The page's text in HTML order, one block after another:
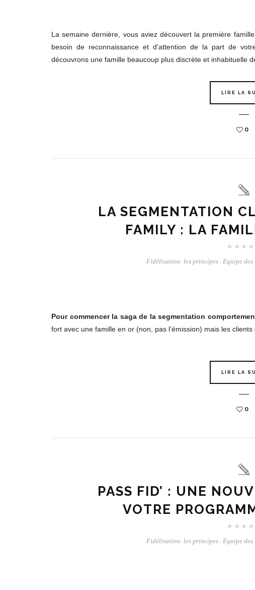
La semaine dernière, vous aviez découvert la première
besoin de reconnaissance et d’attention de la part de
découvrons une famille beaucoup plus discrète et inhabituelle
LIRE LA
0
LA SEGMENTATION
FAMILY : LA
Fidélisation: les principes - Equipe des
Pour commencer la saga de la segmentation
fort avec une famille en or (non, pas l’émission) mais les
LIRE LA
0
PASS FID’ : UNE
VOTRE
Fidélisation: les principes - Equipe des